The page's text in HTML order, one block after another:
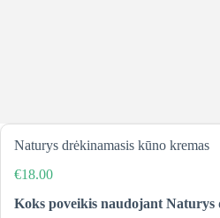
Naturys drėkinamasis kūno kremas
€18.00
Koks poveikis naudojant